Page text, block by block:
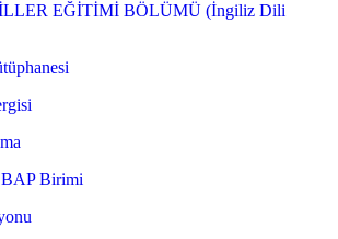
EĞİTİMİ BÖLÜMÜ (İngiliz Dili
Birimi